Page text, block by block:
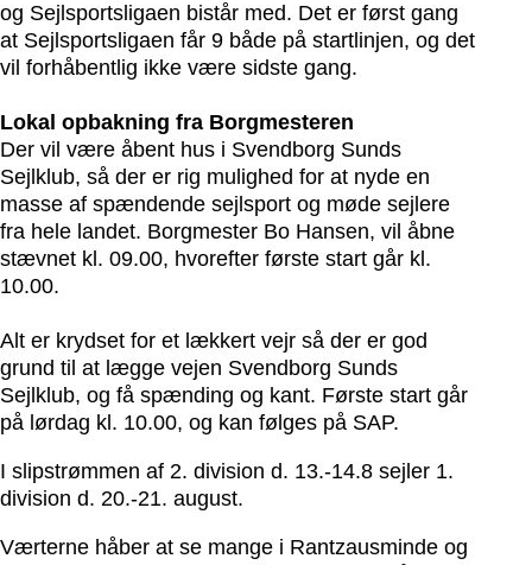
og Sejlsportsligaen bistår med. Det er først gang
at Sejlsportsligaen får 9 både på startlinjen, og det
vil forhåbentlig ikke være sidste gang.
Lokal opbakning fra Borgmesteren
Der vil være åbent hus i Svendborg Sunds
Sejlklub, så der er rig mulighed for at nyde en
masse af spændende sejlsport og møde sejlere
fra hele landet. Borgmester Bo Hansen, vil åbne
stævnet kl. 09.00, hvorefter første start går kl.
10.00.
Alt er krydset for et lækkert vejr så der er god
grund til at lægge vejen Svendborg Sunds
Sejlklub, og få spænding og kant. Første start går
på lørdag kl. 10.00, og kan følges på SAP.
I slipstrømmen af 2. division d. 13.-14.8 sejler 1.
division d. 20.-21. august.
Værterne håber at se mange i Rantzausminde og